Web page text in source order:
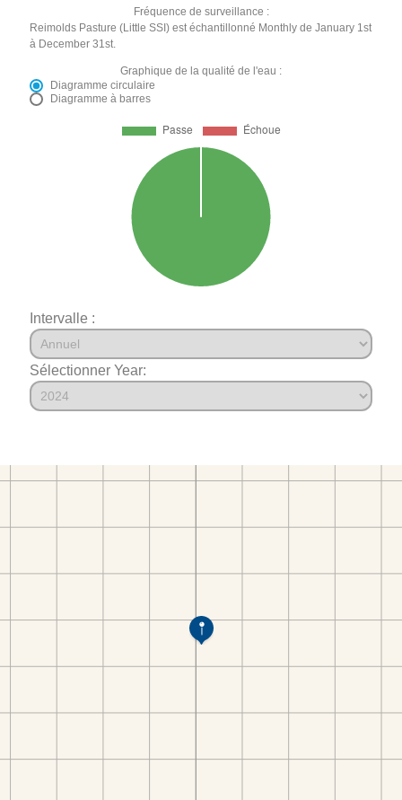
Fréquence de surveillance :
Reimolds Pasture (Little SSI) est échantillonné Monthly de January 1st
à December 31st.
Graphique de la qualité de l'eau :
Diagramme circulaire
Diagramme à barres
Intervalle :
Sélectionner Year: